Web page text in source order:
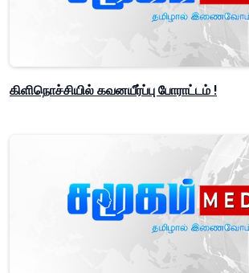
கிளிநொச்சியில் கவனயீர்ப்பு போராட்டம் !